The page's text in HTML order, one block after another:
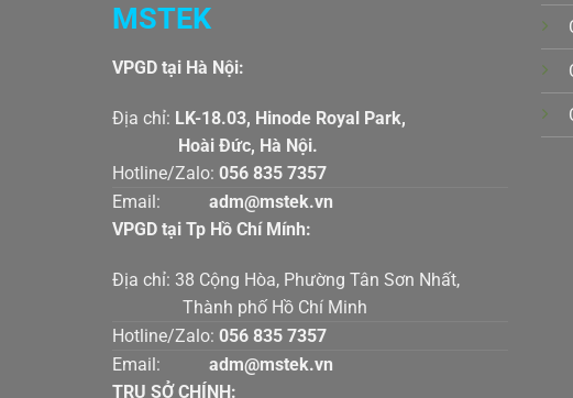
MSTEK
VPGD tại Hà Nội:
Địa chỉ: LK-18.03, Hinode Royal Park,
Hoài Đức, Hà Nội.
Hotline/Zalo: 056 835 7357
Email:
adm@mstek.vn
VPGD tại Tp Hồ Chí Mính:
Địa chỉ: 38 Cộng Hòa, Phường Tân Sơn Nhất,
Thành phố Hồ Chí Minh
Hotline/Zalo: 056 835 7357
Email:
adm@mstek.vn
TRỤ SỞ CHÍNH: